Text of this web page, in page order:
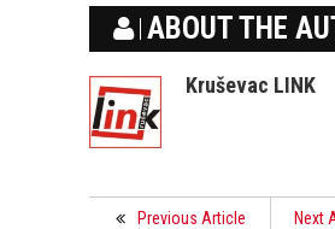
ABOUT THE
Kruševac LINK
Previous Article Next